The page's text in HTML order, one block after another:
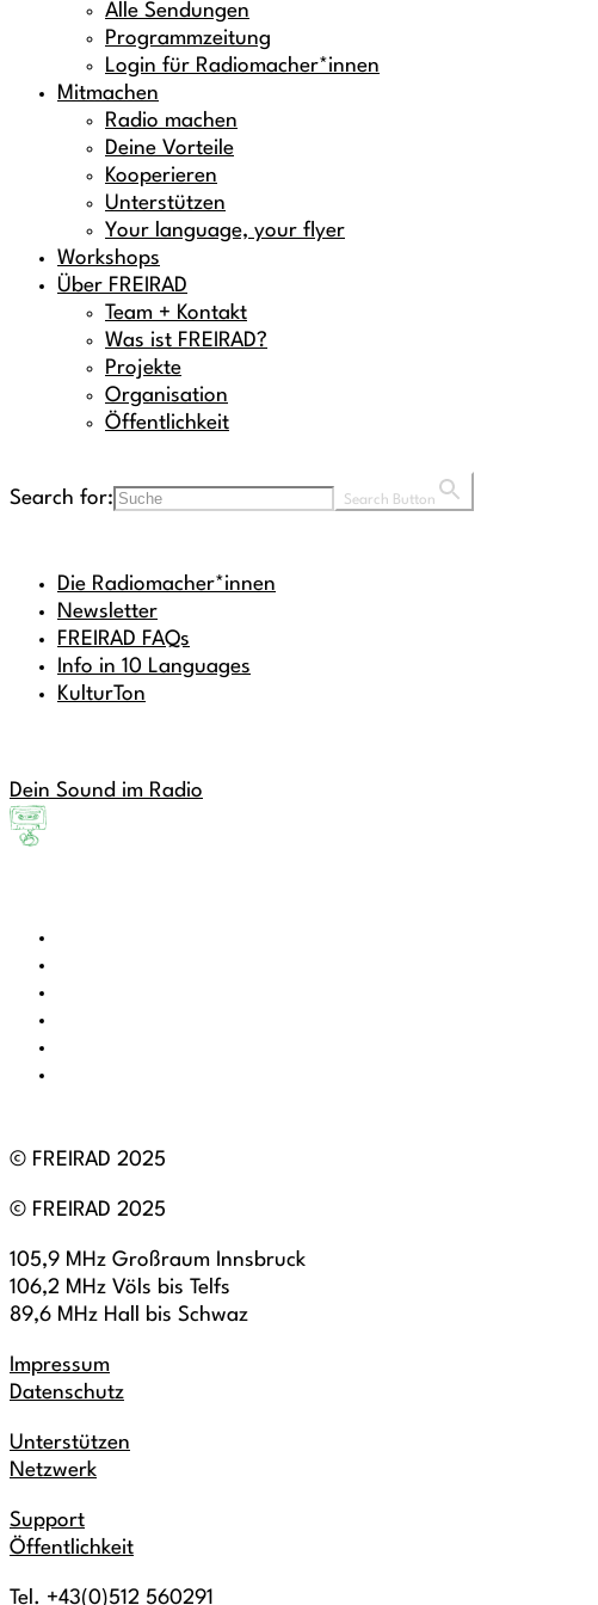
Alle Sendungen
Programmzeitung
Login für Radiomacher*innen
Mitmachen
Radio machen
Deine Vorteile
Kooperieren
Unterstützen
Your language, your flyer
Workshops
Über FREIRAD
Team + Kontakt
Was ist FREIRAD?
Projekte
Organisation
Öffentlichkeit
Search for: Search Button
Die Radiomacher*innen
Newsletter
FREIRAD FAQs
Info in 10 Languages
KulturTon
Dein Sound im Radio
© FREIRAD 2025
© FREIRAD 2025
105,9 MHz Großraum Innsbruck
106,2 MHz Völs bis Telfs
89,6 MHz Hall bis Schwaz
Impressum
Datenschutz
Unterstützen
Netzwerk
Support
Öffentlichkeit
Tel. +43(0)512 560291